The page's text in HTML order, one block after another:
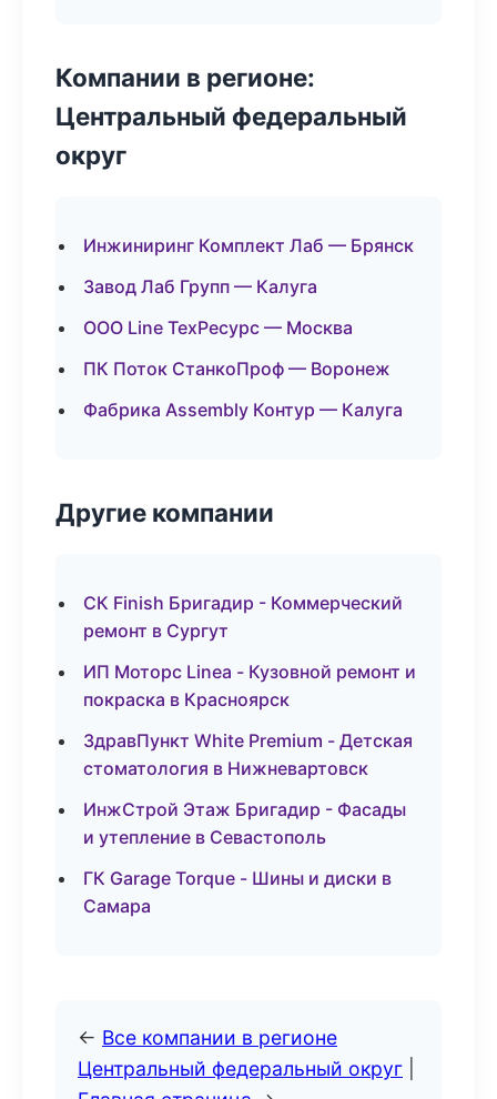
Компании в регионе:
Центральный федеральный
округ
Инжиниринг Комплект Лаб — Брянск
Завод Лаб Групп — Калуга
ООО Line ТехРесурс — Москва
ПК Поток СтанкоПроф — Воронеж
Фабрика Assembly Контур — Калуга
Другие компании
СК Finish Бригадир - Коммерческий
ремонт в Сургут
ИП Моторс Linea - Кузовной ремонт и
покраска в Красноярск
ЗдравПункт White Premium - Детская
стоматология в Нижневартовск
ИнжСтрой Этаж Бригадир - Фасады
и утепление в Севастополь
ГК Garage Torque - Шины и диски в
Самара
← Все компании в регионе
Центральный федеральный округ